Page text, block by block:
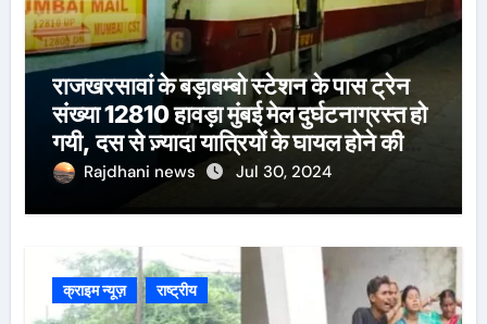
राजखरसावां के बड़ाबम्बो स्टेशन के पास ट्रेन
संख्या 12810 हावड़ा मुंबई मेल दुर्घटनाग्रस्त हो
गयी, दस से ज़्यादा यात्रियों के घायल होने की
खबर।सरायकेला के वरीय पदाधिकारी
Rajdhani news Jul 30, 2024
क्राइम न्यूज़ राष्ट्रीय